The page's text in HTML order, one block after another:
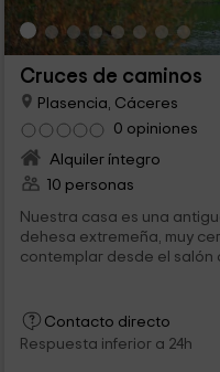
Cruces de caminos
Plasencia, Cáceres
0 opiniones
Alquiler íntegro
10 personas
Nuestra casa es una
dehesa extremeña, muy
contemplar desde el salón
Contacto directo
Respuesta inferior a 24h